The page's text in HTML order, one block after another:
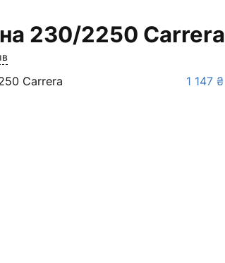
230/2250 Carrera
Carrera 1 147 ₴